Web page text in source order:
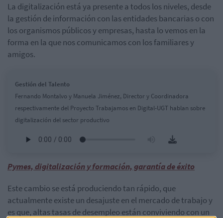
La digitalización está ya presente a todos los niveles, desde
la gestión de información con las entidades bancarias o con
los organismos públicos y empresas, hasta lo vemos en la
forma en la que nos comunicamos con los familiares y
amigos.
Gestión del Talento
Fernando Montalvo y Manuela Jiménez, Director y Coordinadora
respectivamente del Proyecto Trabajamos en Digital-UGT hablan sobre
digitalización del sector productivo
Pymes, digitalización y formación, garantía de éxito
Este cambio se está produciendo tan rápido, que
actualmente existe un desajuste en el mercado de trabajo y
es que, altas tasas de desempleo están conviviendo con un